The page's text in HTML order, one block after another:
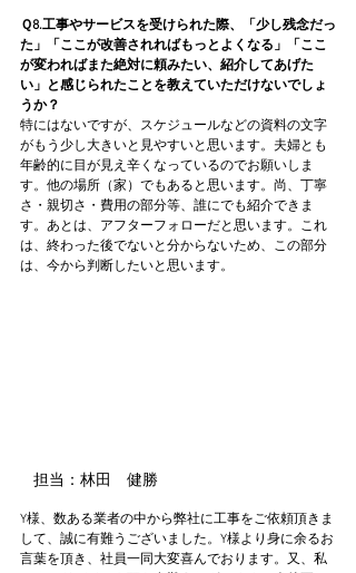
Ｑ8.工事やサービスを受けられた際、「少し残念だっ
た」「ここが改善されればもっとよくなる」「ここ
が変わればまた絶対に頼みたい、紹介してあげた
い」と感じられたことを教えていただけないでしょ
うか？
特にはないですが、スケジュールなどの資料の文字
がもう少し大きいと見やすいと思います。夫婦とも
年齢的に目が見え辛くなっているのでお願いしま
す。他の場所（家）でもあると思います。尚、丁寧
さ・親切さ・費用の部分等、誰にでも紹介できま
す。あとは、アフターフォローだと思います。これ
は、終わった後でないと分からないため、この部分
は、今から判断したいと思います。
担当：林田　健勝
Y様、数ある業者の中から弊社に工事をご依頼頂きま
して、誠に有難うございました。Y様より身に余るお
言葉を頂き、社員一同大変喜んでおります。又、私